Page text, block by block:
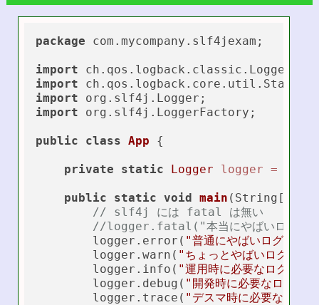
package com.mycompany.slf4jexam;
import
import
import
import org.slf4j.LoggerFactory;
public class App {
private static Logger logger =
public static void main (String[]
// slf4j には fatal は無い
//logger.fatal("本当にやばいログ");
        logger.error(
"普通にやばいログ"
        logger.warn(
"ちょっとやばいログ"
        logger.info(
"運用時に必要なログ"
        logger.debug(
"開発時に必要なログ"
        logger.trace(
"デスマ時に必要なログ"